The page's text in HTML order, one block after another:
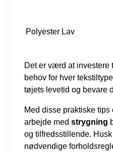
Polyester Lav
Det er værd at
behov for hver
tøjets levetid og bevare
Med disse praktiske
arbejde med strygning
og tilfredsstillende.
nødvendige